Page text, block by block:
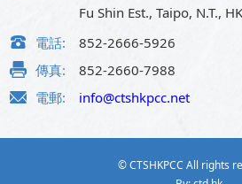
Fu Shin Est., Taipo, N.T.,
電話:
852-2666-5926
傳真:
852-2660-7988
電郵:
info@ctshkpcc.net
© CTSHKPCC All rights